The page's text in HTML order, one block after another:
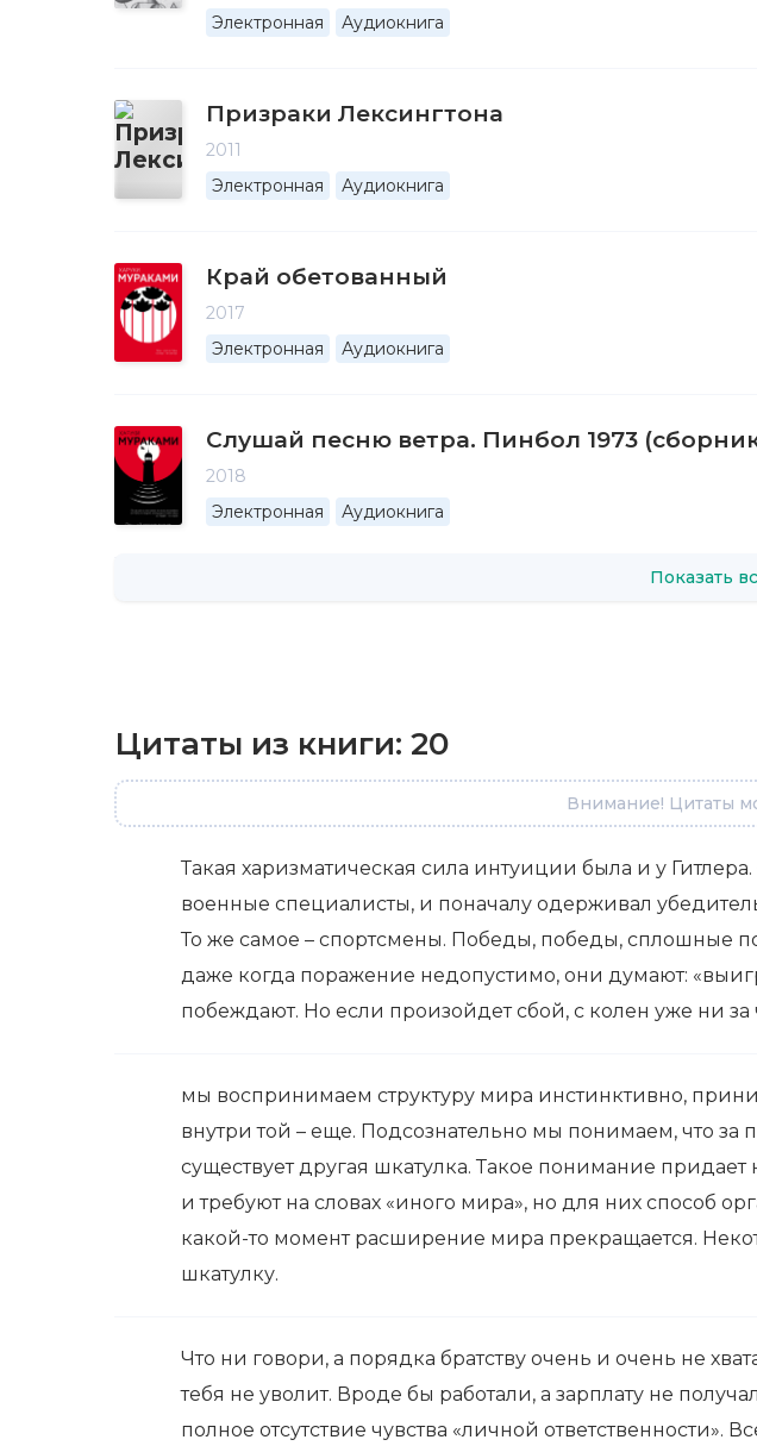
Электронная
Аудиокнига
Призраки Лексингтона
2011
Электронная
Аудиокнига
Край обетованный
2017
Электронная
Аудиокнига
Слушай песню ветра. Пинбол 1973
2018
Электронная
Аудиокнига
Показать
Цитаты из книги: 20
Внимание! Цитаты
Такая харизматическая сила интуиции была и у
военные специалисты, и поначалу одерживал
То же самое – спортсмены. Победы, победы, сплошные
даже когда поражение недопустимо, они думают:
побеждают. Но если произойдет сбой, с колен уже ни за
мы воспринимаем структуру мира инстинктивно,
внутри той – еще. Подсознательно мы понимаем, что
существует другая шкатулка. Такое понимание
и требуют на словах «иного мира», но для них способ
какой-то момент расширение мира прекращается.
шкатулку.
Что ни говори, а порядка братству очень и очень не
тебя не уволит. Вроде бы работали, а зарплату не
полное отсутствие чувства «личной